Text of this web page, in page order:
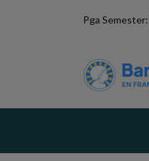
Pga